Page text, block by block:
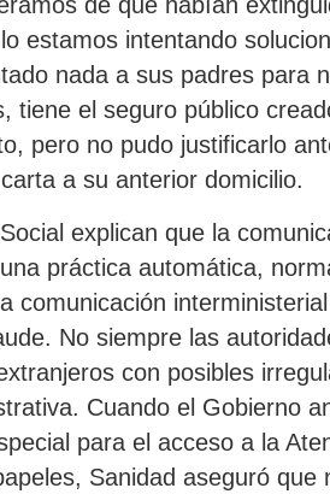
estamos intentando
nada a sus padres para
tiene el seguro público
pero no pudo justificarlo
a su anterior domicilio.
explican que la
práctica automática,
comunicación
No siempre las
con posibles
Cuando el Gobierno
para el acceso a la
Sanidad aseguró que